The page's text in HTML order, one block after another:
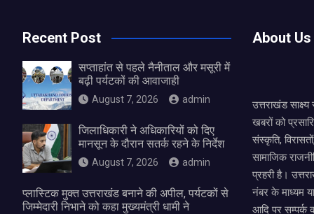
Recent Post
सप्ताहांत से पहले नैनीताल और मसूरी में
बढ़ी पर्यटकों की आवाजाही
August 7, 2026 admin
जिलाधिकारी ने अधिकारियों को दिए
मानसून के दौरान सतर्क रहने के निर्देश
August 7, 2026 admin
प्लास्टिक मुक्त उत्तराखंड बनाने की अपील, पर्यटकों से
जिम्मेदारी निभाने को कहा मुख्यमंत्री धामी ने
About Us
उत्तराखंड
खबरों को
संस्कृति,
सामाजिक
प्रहरी है।
नंबर के माध्यम
आदि पर सम्पर्क